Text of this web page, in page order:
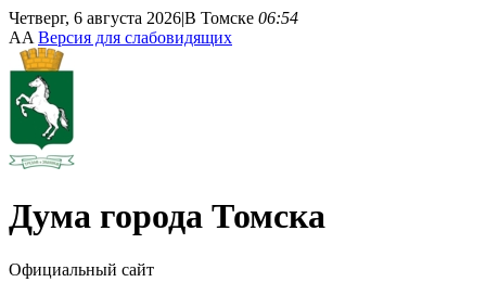
Четверг, 6 августа 2026|В Томске 06:54
AA Версия для слабовидящих
Дума города Томска
Официальный сайт